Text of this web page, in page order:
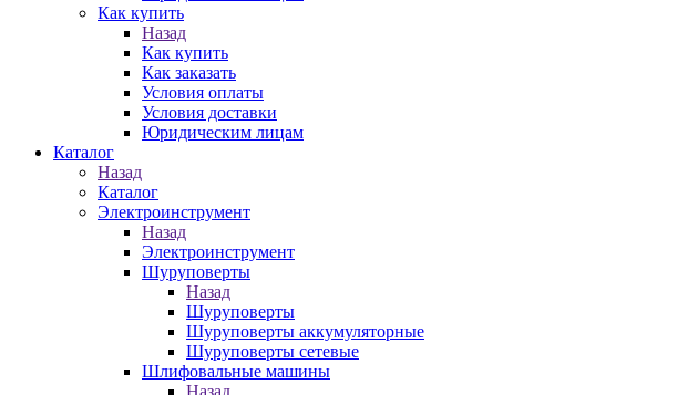
Как купить
Назад
Как купить
Как заказать
Условия оплаты
Условия доставки
Юридическим лицам
Каталог
Назад
Каталог
Электроинструмент
Назад
Электроинструмент
Шуруповерты
Назад
Шуруповерты
Шуруповерты аккумуляторные
Шуруповерты сетевые
Шлифовальные машины
Назад